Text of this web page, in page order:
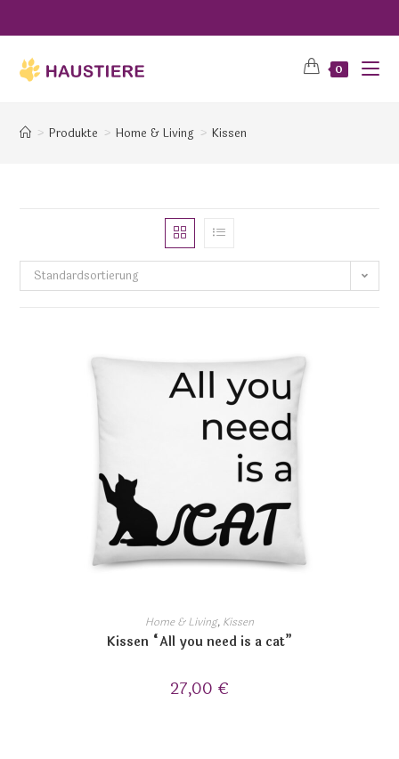
0
> Produkte > Home & Living > Kissen
Standardsortierung
Home & Living, Kissen
Kissen “All you need is a cat”
27,00 €